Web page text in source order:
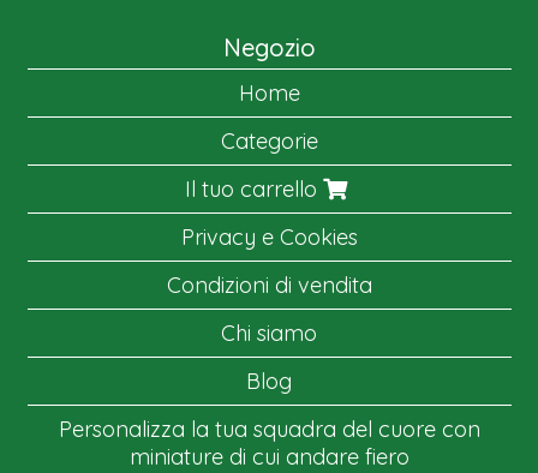
Negozio
Home
Categorie
Il tuo carrello
Privacy e Cookies
Condizioni di vendita
Chi siamo
Blog
Personalizza la tua squadra del cuore con
miniature di cui andare fiero